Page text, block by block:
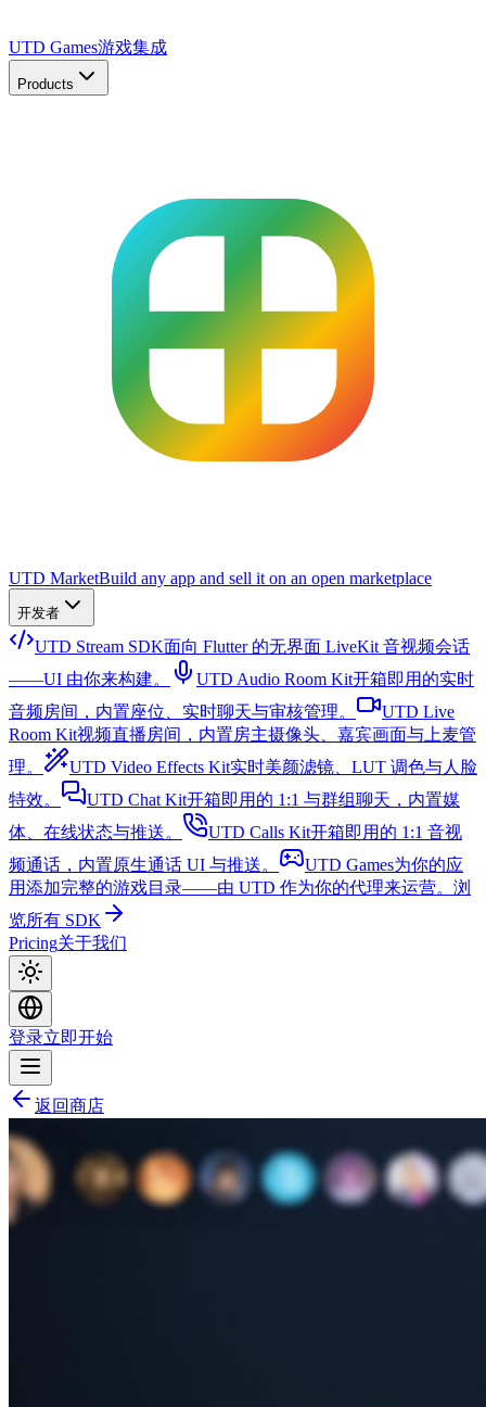
UTD Games游戏集成
Products
UTD MarketBuild any app and sell it on an open marketplace
开发者
UTD Stream SDK面向 Flutter 的无界面 LiveKit 音视频会话
——UI 由你来构建。
UTD Audio Room Kit开箱即用的实时
音频房间，内置座位、实时聊天与审核管理。
UTD Live
Room Kit视频直播房间，内置房主摄像头、嘉宾画面与上麦管
理。
UTD Video Effects Kit实时美颜滤镜、LUT 调色与人脸
特效。
UTD Chat Kit开箱即用的 1:1 与群组聊天，内置媒
体、在线状态与推送。
UTD Calls Kit开箱即用的 1:1 音视
频通话，内置原生通话 UI 与推送。
UTD Games为你的应
用添加完整的游戏目录——由 UTD 作为你的代理来运营。 浏
览所有 SDK
Pricing关于我们
登录立即开始
返回商店